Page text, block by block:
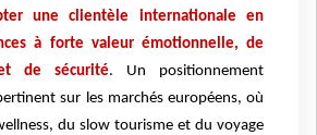
une clientèle internationale en
à forte valeur émotionnelle, de
de sécurité. Un positionnement
sur les marchés européens, où
du slow tourisme et du voyage